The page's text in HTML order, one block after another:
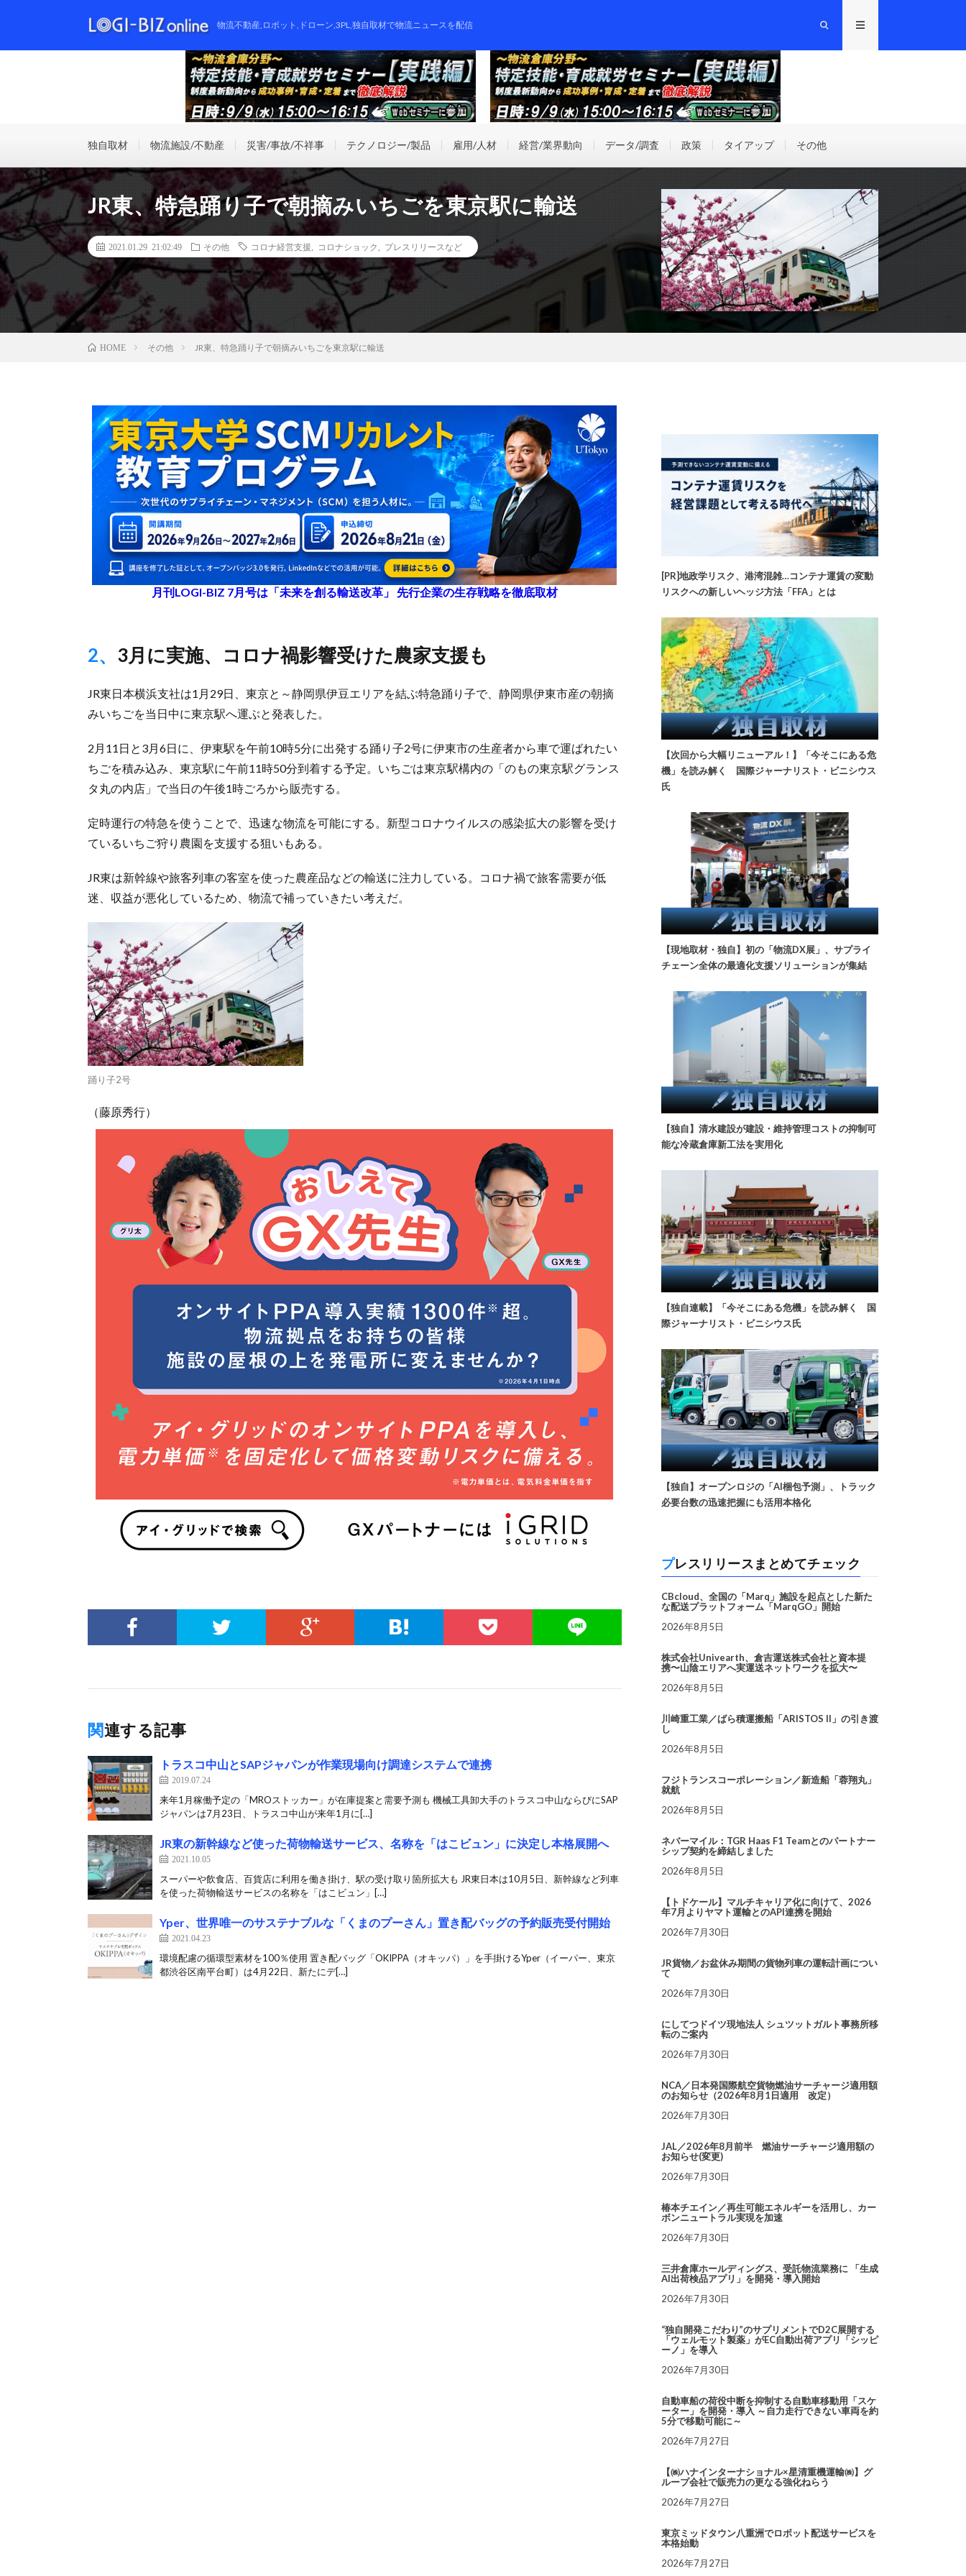
物流不動産,ロボット,ドローン,3PL,独自取材で物流ニュースを配信
独自取材 物流施設/不動産 災害/事故/不祥事 テクノロジー/製品 雇用/人材 経営/業界動向 データ/調査 政策 タイアップ その他
JR東、特急踊り子で朝摘みいちごを東京駅に輸送
2021.01.29 21:02:49 その他 コロナ経営支援 コロナショック プレスリリースなど
HOME その他 JR東、特急踊り子で朝摘みいちごを東京駅に輸送
月刊LOGI-BIZ 7月号は「未来を創る輸送改革」 先行企業の生存戦略を徹底取材
2、3月に実施、コロナ禍影響受けた農家支援も
JR東日本横浜支社は1月29日、東京と～静岡県伊豆エリアを結ぶ特急踊り子で、静岡県伊東市産の朝摘
みいちごを当日中に東京駅へ運ぶと発表した。
2月11日と3月6日に、伊東駅を午前10時5分に出発する踊り子2号に伊東市の生産者から車で運ばれたい
ちごを積み込み、東京駅に午前11時50分到着する予定。いちごは東京駅構内の「のもの東京駅グランス
タ丸の内店」で当日の午後1時ごろから販売する。
定時運行の特急を使うことで、迅速な物流を可能にする。新型コロナウイルスの感染拡大の影響を受け
ているいちご狩り農園を支援する狙いもある。
JR東は新幹線や旅客列車の客室を使った農産品などの輸送に注力している。コロナ禍で旅客需要が低
迷、収益が悪化しているため、物流で補っていきたい考えだ。
踊り子2号
（藤原秀行）
関連する記事
トラスコ中山とSAPジャパンが作業現場向け調達システムで連携
2019.07.24
来年1月稼働予定の「MROストッカー」が在庫提案と需要予測も 機械工具卸大手のトラスコ中山ならびにSAP
ジャパンは7月23日、トラスコ中山が来年1月に[…]
JR東の新幹線など使った荷物輸送サービス、名称を「はこビュン」に決定し本格展開へ
2021.10.05
スーパーや飲食店、百貨店に利用を働き掛け、駅の受け取り箇所拡大も JR東日本は10月5日、新幹線など列車
を使った荷物輸送サービスの名称を「はこビュン」[…]
Yper、世界唯一のサステナブルな「くまのプーさん」置き配バッグの予約販売受付開始
2021.04.23
環境配慮の循環型素材を100％使用 置き配バッグ「OKIPPA（オキッパ）」を手掛けるYper（イーパー、東京
都渋谷区南平台町）は4月22日、新たにデ[…]
[PR]地政学リスク、港湾混雑…コンテナ運賃の変動
リスクへの新しいヘッジ方法「FFA」とは
【次回から大幅リニューアル！】「今そこにある危
機」を読み解く 国際ジャーナリスト・ビニシウス
氏
【現地取材・独自】初の「物流DX展」、サプライ
チェーン全体の最適化支援ソリューションが集結
【独自】清水建設が建設・維持管理コストの抑制可
能な冷蔵倉庫新工法を実用化
【独自連載】「今そこにある危機」を読み解く 国
際ジャーナリスト・ビニシウス氏
【独自】オープンロジの「AI梱包予測」、トラック
必要台数の迅速把握にも活用本格化
プレスリリースまとめてチェック
CBcloud、全国の「Marq」施設を起点とした新た
な配送プラットフォーム「MarqGO」開始
2026年8月5日
株式会社Univearth、倉吉運送株式会社と資本提
携〜山陰エリアへ実運送ネットワークを拡大〜
2026年8月5日
川崎重工業／ばら積運搬船「ARISTOS II」の引き渡
し
2026年8月5日
フジトランスコーポレーション／新造船「蓉翔丸」
就航
2026年8月5日
ネバーマイル：TGR Haas F1 Teamとのパートナー
シップ契約を締結しました
2026年8月5日
【トドケール】マルチキャリア化に向けて、2026
年7月よりヤマト運輸とのAPI連携を開始
2026年7月30日
JR貨物／お盆休み期間の貨物列車の運転計画につい
て
2026年7月30日
にしてつドイツ現地法人 シュツットガルト事務所移
転のご案内
2026年7月30日
NCA／日本発国際航空貨物燃油サーチャージ適用額
のお知らせ（2026年8月1日適用 改定）
2026年7月30日
JAL／2026年8月前半 燃油サーチャージ適用額の
お知らせ(変更)
2026年7月30日
椿本チエイン／再生可能エネルギーを活用し、カー
ボンニュートラル実現を加速
2026年7月30日
三井倉庫ホールディングス、受託物流業務に 「生成
AI出荷検品アプリ」を開発・導入開始
2026年7月30日
“独自開発こだわり”のサプリメントでD2C展開する
「ウェルモット製薬」がEC自動出荷アプリ「シッピ
ーノ」を導入
2026年7月30日
自動車船の荷役中断を抑制する自動車移動用「スケ
ーター」を開発・導入 ～自力走行できない車両を約
5分で移動可能に～
2026年7月27日
【㈱ハナインターナショナル×星清重機運輸㈱】グ
ループ会社で販売力の更なる強化ねらう
2026年7月27日
東京ミッドタウン八重洲でロボット配送サービスを
本格始動
2026年7月27日